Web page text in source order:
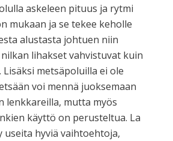
askeleen pituus ja rytmi
mukaan ja se tekee keholle
alustasta johtuen niin
lihakset vahvistuvat kuin
metsäpoluilla ei ole
voi mennä juoksemaan
lenkkareilla, mutta myös
käyttö on perusteltua. La
useita hyviä vaihtoehtoja,